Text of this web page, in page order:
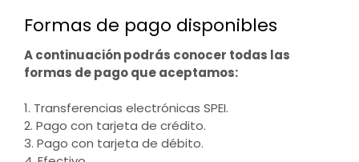
Formas de pago disponibles
A continuación podrás conocer todas las
formas de pago que aceptamos:
1. Transferencias electrónicas SPEI.
2. Pago con tarjeta de crédito.
3. Pago con tarjeta de débito.